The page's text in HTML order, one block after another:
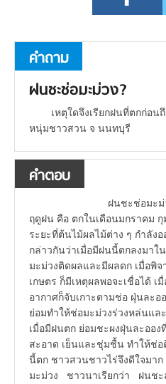
คำถาม
ฝนชะช่อมะม่วง?
เหตุใดจึงเรียกฝนที่ตกก่อ
หนุ่มชาวสวน จ นนทบุรี
คำตอบ
ฝนชะช่อมะม่วง เป็
ฤดูฝน คือ ตกในเดือนมกราคม
ระยะที่ต้นไม้ผลไม้ต่าง ๆ กำลัง
กล่าวกันว่าเมื่อมีฝนนี้ตกลงมาใ
มะม่วงติดผลและมีผลดก เมื่อพิ
เกษตร ก็มีเหตุผลพอจะเชื่อได้ เ
อากาศก็จับเกาะตามช่อ ฝุ่นละ
ย่อมทำให้ช่อมะม่วงร่วงหล่นแล
เมื่อมีฝนตก ย่อมชะผงฝุ่นละออ
สะอาด เย็นและชุ่มชื้น ทำให้ช่อ
นี้ตก ชาวสวนชาวไร่จึงดีใจมา
มะม่วง ชาวนาเรียกว่า ฝนชะ